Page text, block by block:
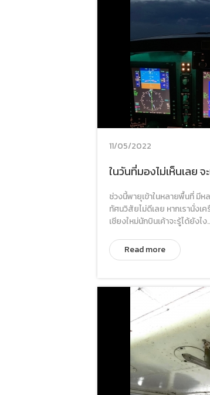
11/05/2022
ในวันที่มองไม่เห็นเลย จ
ช่วงนี้พายุเข้าในหลายพื้นที่ มี
ทัศนวิสัยไม่ดีเลย หากเรานั่งเ
เชียงใหม่นักบินเค้าจะรู้ได้ยังไง
Read more